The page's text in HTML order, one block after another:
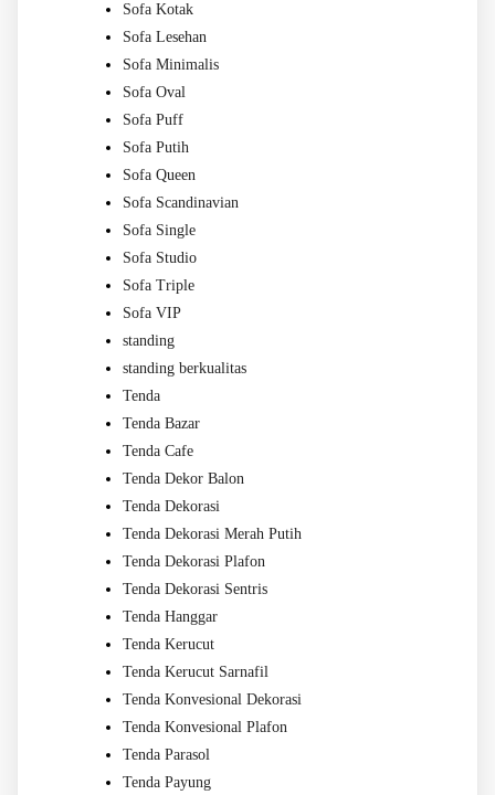
Sofa Kotak
Sofa Lesehan
Sofa Minimalis
Sofa Oval
Sofa Puff
Sofa Putih
Sofa Queen
Sofa Scandinavian
Sofa Single
Sofa Studio
Sofa Triple
Sofa VIP
standing
standing berkualitas
Tenda
Tenda Bazar
Tenda Cafe
Tenda Dekor Balon
Tenda Dekorasi
Tenda Dekorasi Merah Putih
Tenda Dekorasi Plafon
Tenda Dekorasi Sentris
Tenda Hanggar
Tenda Kerucut
Tenda Kerucut Sarnafil
Tenda Konvesional Dekorasi
Tenda Konvesional Plafon
Tenda Parasol
Tenda Payung